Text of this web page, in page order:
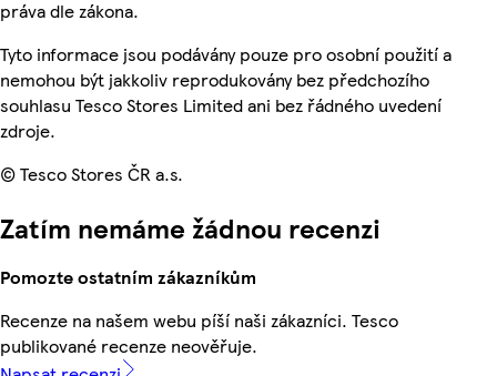
práva dle zákona.
Tyto informace jsou podávány pouze pro osobní použití a
nemohou být jakkoliv reprodukovány bez předchozího
souhlasu Tesco Stores Limited ani bez řádného uvedení
zdroje.
© Tesco Stores ČR a.s.
Zatím nemáme žádnou recenzi
Pomozte ostatním zákazníkům
Recenze na našem webu píší naši zákazníci. Tesco
publikované recenze neověřuje.